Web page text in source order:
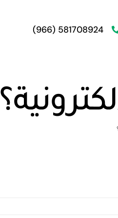
581708924 (966)